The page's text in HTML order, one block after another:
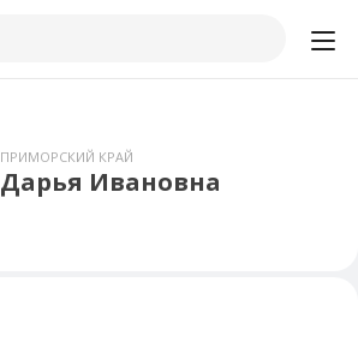
ПРИМОРСКИЙ КРАЙ
Дарья Ивановна